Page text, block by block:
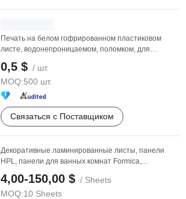
Печать на белом гофрированном пластиковом
листе, водонепроницаемом, поломком, для
больших панелей, ...
0,5 $ / шт.
MOQ:500 шт.
Связаться с Поставщиком
Декоративные ламинированные листы, панели
HPL, панели для ванных комнат Formica,
фенольные плиты, ...
4,00-150,00 $ / Sheets
MOQ:10 Sheets